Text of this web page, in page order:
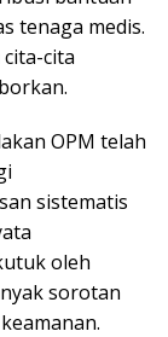
tenaga medis.
cita
OPM telah
sistematis
oleh
sorotan